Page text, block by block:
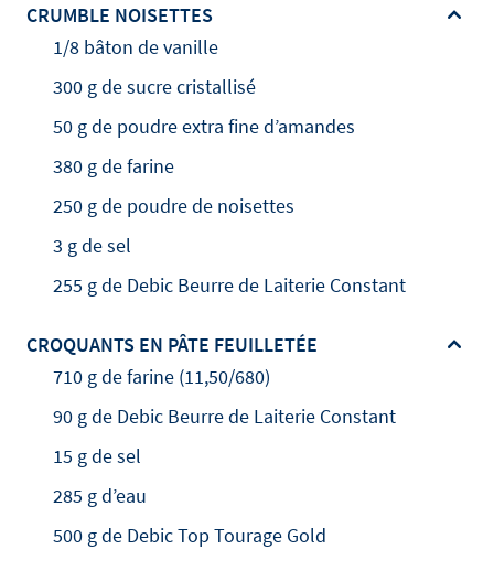
CRUMBLE NOISETTES
1/8 bâton de vanille
300 g de sucre cristallisé
50 g de poudre extra fine d’amandes
380 g de farine
250 g de poudre de noisettes
3 g de sel
255 g de Debic Beurre de Laiterie Constant
CROQUANTS EN PÂTE FEUILLETÉE
710 g de farine (11,50/680)
90 g de Debic Beurre de Laiterie Constant
15 g de sel
285 g d’eau
500 g de Debic Top Tourage Gold